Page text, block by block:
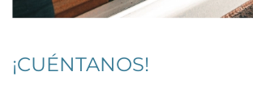
¡CUÉNTANOS!